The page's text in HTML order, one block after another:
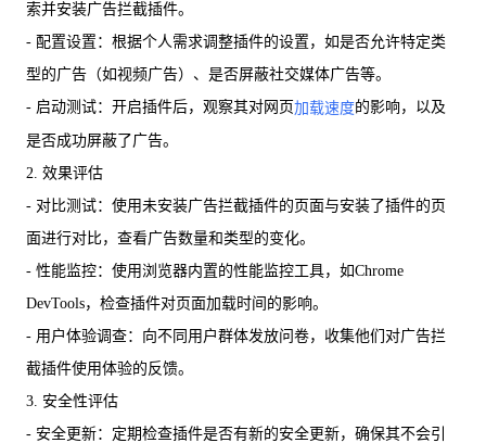
索并安装广告拦截插件。
- 配置设置：根据个人需求调整插件的设置，如是否允许特定类
型的广告（如视频广告）、是否屏蔽社交媒体广告等。
- 启动测试：开启插件后，观察其对网页加载速度的影响，以及
是否成功屏蔽了广告。
2. 效果评估
- 对比测试：使用未安装广告拦截插件的页面与安装了插件的页
面进行对比，查看广告数量和类型的变化。
- 性能监控：使用浏览器内置的性能监控工具，如Chrome
DevTools，检查插件对页面加载时间的影响。
- 用户体验调查：向不同用户群体发放问卷，收集他们对广告拦
截插件使用体验的反馈。
3. 安全性评估
- 安全更新：定期检查插件是否有新的安全更新，确保其不会引